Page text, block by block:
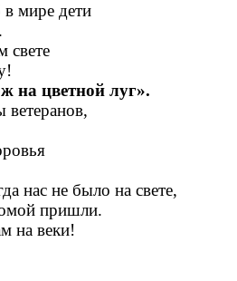
мире дети
свете
на цветной луг».
нас не было на свете,
пришли.
на веки!